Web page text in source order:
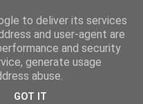
i (en skøn?) tre-enighed
to deliver its services
and user-agent are
and security
generate usage
abuse.
GOT IT